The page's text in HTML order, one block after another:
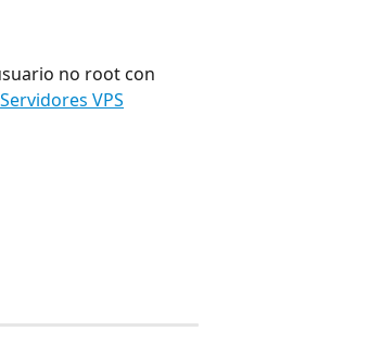
no root con
Servidores VPS